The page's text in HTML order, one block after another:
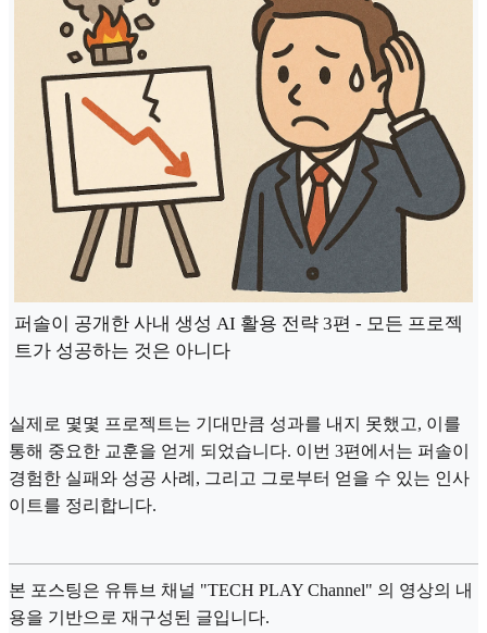
퍼솔이 공개한 사내 생성 AI 활용 전략 3편 - 모든 프로젝
트가 성공하는 것은 아니다
실제로 몇몇 프로젝트는 기대만큼 성과를 내지 못했고, 이를
통해 중요한 교훈을 얻게 되었습니다. 이번 3편에서는 퍼솔이
경험한 실패와 성공 사례, 그리고 그로부터 얻을 수 있는 인사
이트를 정리합니다.
본 포스팅은 유튜브 채널 "TECH PLAY Channel" 의 영상의 내
용을 기반으로 재구성된 글입니다.